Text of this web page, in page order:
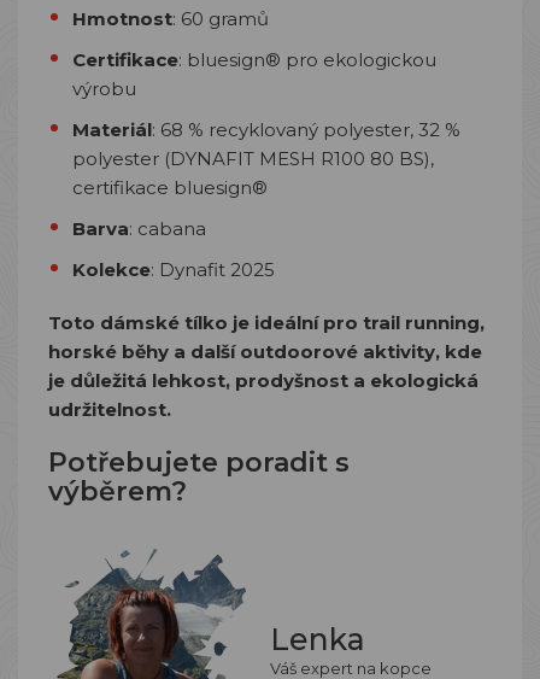
Hmotnost: 60 gramů
Certifikace: bluesign® pro ekologickou
výrobu
Materiál: 68 % recyklovaný polyester, 32 %
polyester (DYNAFIT MESH R100 80 BS),
certifikace bluesign®
Barva: cabana
Kolekce: Dynafit 2025
Toto dámské tílko je ideální pro trail running,
horské běhy a další outdoorové aktivity, kde
je důležitá lehkost, prodyšnost a ekologická
udržitelnost.
Potřebujete poradit s
výběrem?
Lenka
Váš expert na kopce